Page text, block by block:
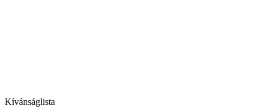
Kívánságlista